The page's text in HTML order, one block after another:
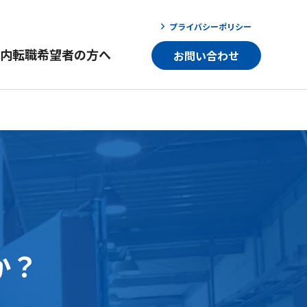
転職希望者の方へ
プライバシーポリシー
お問い合わせ